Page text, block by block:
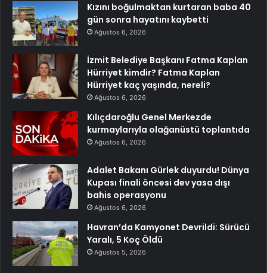
Kızını boğulmaktan kurtaran baba 40
gün sonra hayatını kaybetti
Ağustos 6, 2026
İzmit Belediye Başkanı Fatma Kaplan
Hürriyet kimdir? Fatma Kaplan
Hürriyet kaç yaşında, nereli?
Ağustos 6, 2026
Kılıçdaroğlu Genel Merkezde
kurmaylarıyla olağanüstü toplantıda
Ağustos 6, 2026
Adalet Bakanı Gürlek duyurdu! Dünya
Kupası finali öncesi dev yasa dışı
bahis operasyonu
Ağustos 6, 2026
Havran’da Kamyonet Devrildi: Sürücü
Yaralı, 5 Koç Öldü
Ağustos 5, 2026